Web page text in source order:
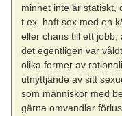
minnet inte är statiskt,
t.ex. haft sex med en
eller chans till ett jobb,
det egentligen var
olika former av
utnyttjande av sitt
som människor med
gärna omvandlar